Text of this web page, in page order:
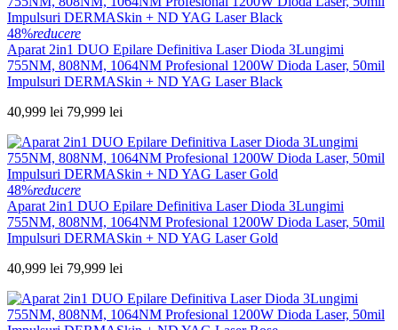
48%reducere
Aparat 2in1 DUO Epilare Definitiva Laser Dioda 3Lungimi
755NM, 808NM, 1064NM Profesional 1200W Dioda Laser, 50mil
Impulsuri DERMASkin + ND YAG Laser Black
40,999 lei 79,999 lei
48%reducere
Aparat 2in1 DUO Epilare Definitiva Laser Dioda 3Lungimi
755NM, 808NM, 1064NM Profesional 1200W Dioda Laser, 50mil
Impulsuri DERMASkin + ND YAG Laser Gold
40,999 lei 79,999 lei